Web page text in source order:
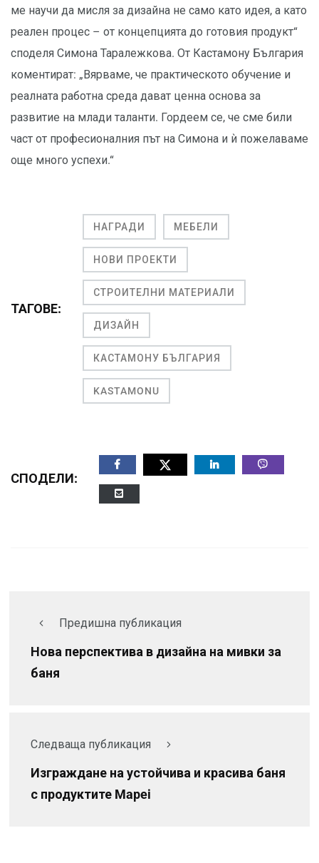
ме научи да мисля за дизайна не само като идея, а като
реален процес – от концепцията до готовия продукт“
споделя Симона Таралежкова. От Кастамону България
коментират: „Вярваме, че практическото обучение и
реалната работна среда дават ценна основа за
развитие на млади таланти. Гордеем се, че сме били
част от професионалния път на Симона и ѝ пожелаваме
още много успехи.“
ТАГОВЕ:
НАГРАДИ МЕБЕЛИ
НОВИ ПРОЕКТИ
СТРОИТЕЛНИ МАТЕРИАЛИ
ДИЗАЙН
КАСТАМОНУ БЪЛГАРИЯ
KASTAMONU
СПОДЕЛИ:
Предишна публикация
Нова перспектива в дизайна на мивки за
баня
Следваща публикация
Изграждане на устойчива и красива баня
с продуктите Mapei